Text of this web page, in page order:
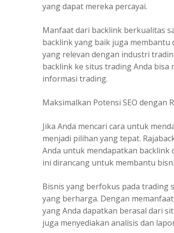
yang dapat mereka percayai.
Manfaat dari backlink berkualitas
backlink yang baik juga
yang relevan dengan industri
backlink ke situs trading Anda
informasi trading.
Maksimalkan Potensi SEO dengan
Jika Anda mencari cara untuk
menjadi pilihan yang tepat.
Anda untuk mendapatkan
ini dirancang untuk membantu
Bisnis yang berfokus pada trading
yang berharga. Dengan
yang Anda dapatkan berasal dari
juga menyediakan analisis dan